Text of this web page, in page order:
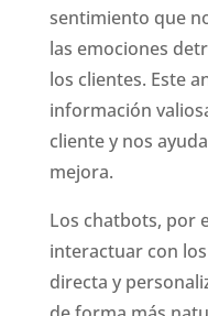
sentimiento que
las emociones
los clientes. Este
información
cliente y nos
mejora.
Los chatbots, por
interactuar con
directa y